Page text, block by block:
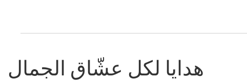
هدايا لكل عشّاق الجمال